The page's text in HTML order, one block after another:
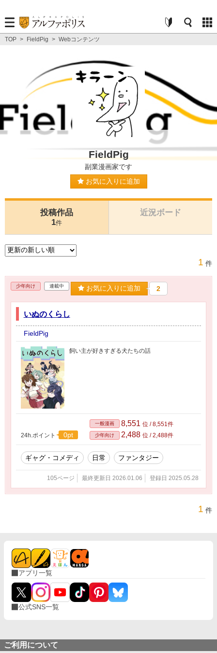
TOP > FieldPig > Webコンテンツ
FieldPig
副業漫画家です
お気に入りに追加
投稿作品
1件
近況ボード
1 件
少年向け 連載中 お気に入りに追加 2
いぬのくらし
FieldPig
飼い主が好きすぎる犬たちの話
24h.ポイント 0pt
一般漫画 8,551 位 / 8,551件
少年向け 2,488 位 / 2,488件
ギャグ・コメディ 日常 ファンタジー
105ページ 最終更新日 2026.01.06 登録日 2025.05.28
1 件
アプリ一覧
公式SNS一覧
ご利用について